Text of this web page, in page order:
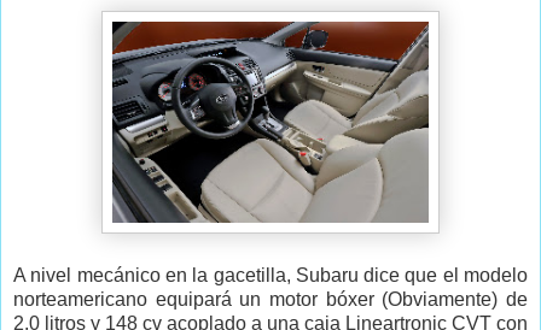
A nivel mecánico en la gacetilla, Subaru dice que el modelo
norteamericano equipará un motor bóxer (Obviamente) de
2.0 litros y 148 cv acoplado a una caja Lineartronic CVT con